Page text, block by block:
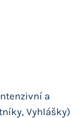
a
Vyhlášky)